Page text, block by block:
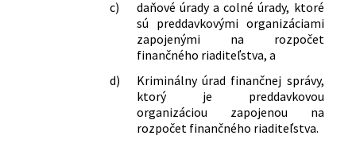
c)
daňové úrady a colné úrady, ktoré
sú preddavkovými organizáciami
zapojenými na rozpočet
finančného riaditeľstva, a
d)
Kriminálny úrad finančnej správy,
ktorý je preddavkovou
organizáciou zapojenou na
rozpočet finančného riaditeľstva.